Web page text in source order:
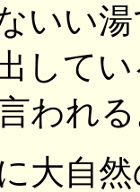
いい
して
われ
大自